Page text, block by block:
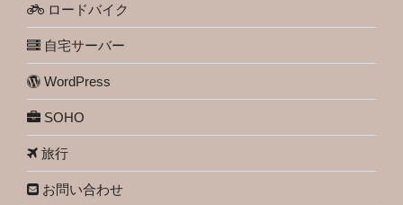
ロードバイク
自宅サーバー
WordPress
SOHO
旅行
お問い合わせ